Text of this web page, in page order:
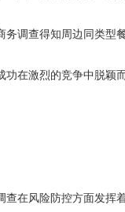
务调查得知周边同类
在激烈的竞争中脱
在风险防控方面发